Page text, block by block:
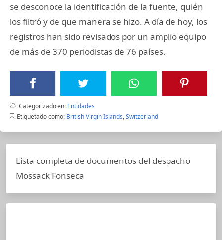
se desconoce la identificación de la fuente, quién
los filtró y de que manera se hizo. A día de hoy, los
registros han sido revisados por un amplio equipo
de más de 370 periodistas de 76 países.
Categorizado en: Entidades
Etiquetado como: British Virgin Islands,Switzerland
Lista completa de documentos del despacho
Mossack Fonseca